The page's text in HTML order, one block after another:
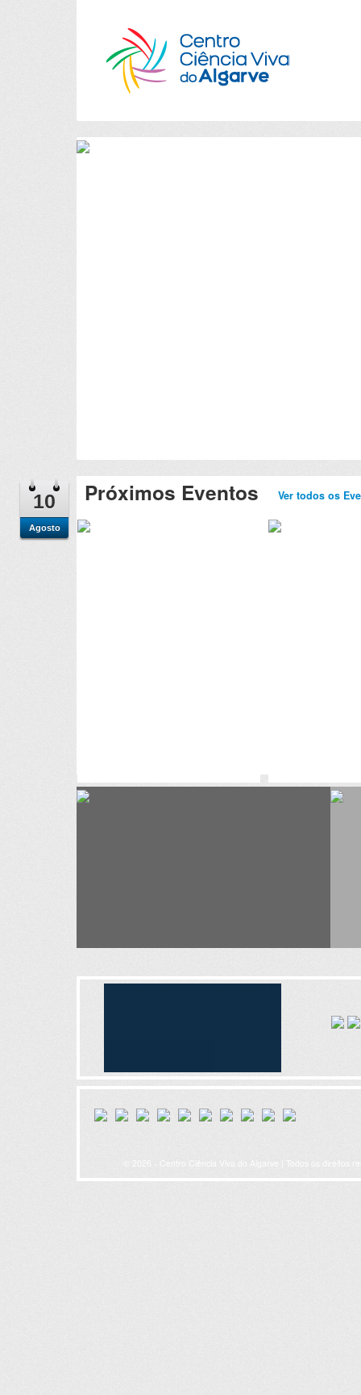
10
Agosto
Próximos Eventos Ver todos os
© 2026 - Centro Ciência Viva do Algarve | Todos os direitos